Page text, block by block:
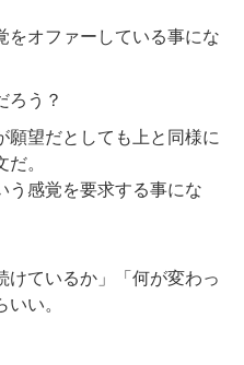
をオファーしている事にな
ろう？
願望だとしても上と同様に
。
う感覚を要求する事にな
けているか」「何が変わっ
い。